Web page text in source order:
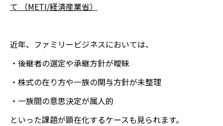
て （METI/経済産業省）
近年、ファミリービジネスにおいては、
・後継者の選定や承継方針が曖昧
・株式の在り方や一族の関与方針が未整理
・一族間の意思決定が属人的
といった課題が顕在化するケースも見られます。